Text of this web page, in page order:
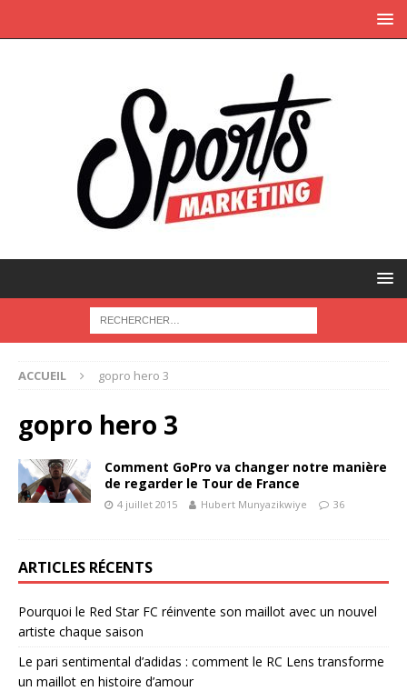
ACCUEIL gopro hero 3
gopro hero 3
Comment GoPro va changer notre manière
de regarder le Tour de France
4 juillet 2015 Hubert Munyazikwiye 36
ARTICLES RÉCENTS
Pourquoi le Red Star FC réinvente son maillot avec un nouvel
artiste chaque saison
Le pari sentimental d’adidas : comment le RC Lens transforme
un maillot en histoire d’amour